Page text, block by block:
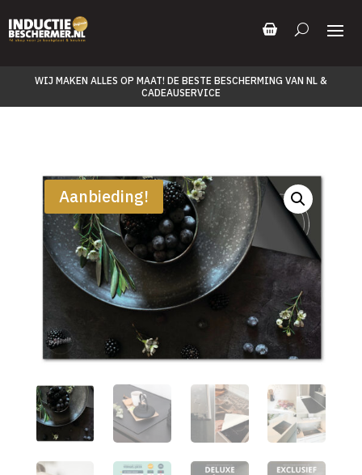
WIJ MAKEN ALLES OP MAAT! DE BESTE BESCHERMING VAN NL &
CADEAUSERVICE
Aanbieding!